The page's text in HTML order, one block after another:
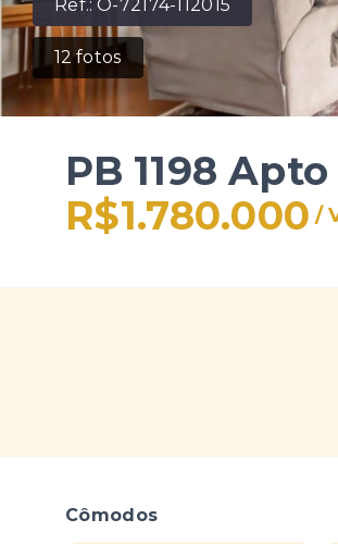
Ref.:O-72174-112015
12fotos
PB 1198 Apto
R$1.780.000 /
Cômodos